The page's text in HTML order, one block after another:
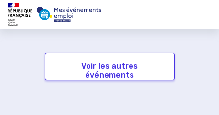
Voir les autres
événements